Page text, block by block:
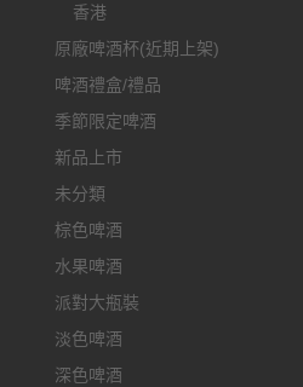
香港
原廠啤酒杯(近期上架)
啤酒禮盒/禮品
季節限定啤酒
新品上市
未分類
棕色啤酒
水果啤酒
派對大瓶裝
淡色啤酒
深色啤酒